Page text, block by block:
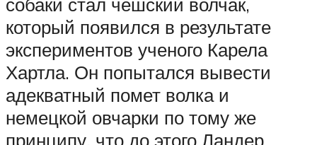
который появился в результате
экспериментов ученого Карела
Хартла. Он попытался вывести
адекватный помет волка и
немецкой овчарки по тому же
принципу, что до этого Ландер